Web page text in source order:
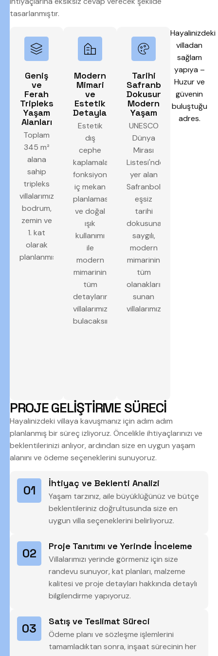
tasarlanmıştır.
Geniş
ve
Ferah
Tripleks
Yaşam
Alanları
Toplam
345 m²
alana
sahip
tripleks
villalarımız;
bodrum,
zemin ve
1. kat
olarak
planlanmıştır.
Modern
Mimari
ve
Estetik
Detaylar
Estetik
dış
cephe
kaplamaları,
fonksiyonel
iç mekan
planlaması
ve doğal
ışık
kullanımı
ile
modern
mimarinin
tüm
detaylarını
villalarımızda
bulacaksınız.
Tarihi
Safranbolu
Dokusunda
Modern
Yaşam
UNESCO
Dünya
Mirası
Listesi'nde
yer alan
Safranbolu'nun
eşsiz
tarihi
dokusuna
saygılı,
modern
mimarinin
tüm
olanaklarını
sunan
villalarımız.
Hayalinizdeki
villadan
sağlam
yapıya –
Huzur ve
güvenin
buluştuğu
adres.
PROJEGELİŞTİRMESÜRECİ
Hayalinizdeki villaya kavuşmanız için adım adım
planlanmış bir süreç izliyoruz. Öncelikle ihtiyaçlarınızı ve
beklentilerinizi anlıyor, ardından size en uygun yaşam
alanını ve ödeme seçeneklerini sunuyoruz.
İhtiyaç ve Beklenti Analizi
Yaşam tarzınız, aile büyüklüğünüz ve bütçe
beklentileriniz doğrultusunda size en
uygun villa seçeneklerini belirliyoruz.
01
Proje Tanıtımı ve Yerinde İnceleme
Villalarımızı yerinde görmeniz için size
randevu sunuyor, kat planları, malzeme
kalitesi ve proje detayları hakkında detaylı
bilgilendirme yapıyoruz.
02
Satış ve Teslimat Süreci
Ödeme planı ve sözleşme işlemlerini
tamamladıktan sonra, inşaat sürecinin her
03